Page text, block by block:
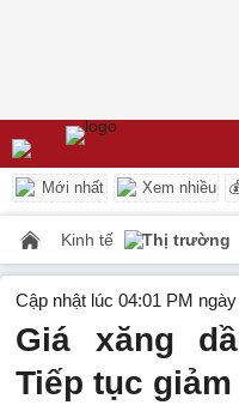
Mới nhất Xem nhiều
Kinh tế Thị trường
Cập nhật lúc 04:01 PM
Giá xăng
Tiếp tục giảm